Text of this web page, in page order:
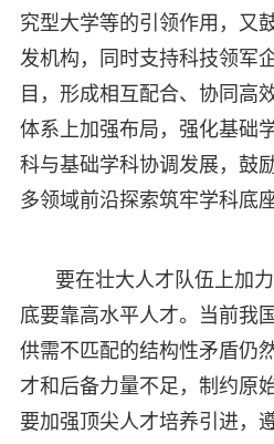
究型大学等的引领作用，又
发机构，同时支持科技领军
目，形成相互配合、协同高
体系上加强布局，强化基础
科与基础学科协调发展，鼓
多领域前沿探索筑牢学科底座
要在壮大人才队伍上加
底要靠高水平人才。当前我
供需不匹配的结构性矛盾仍
才和后备力量不足，制约原
要加强顶尖人才培养引进，